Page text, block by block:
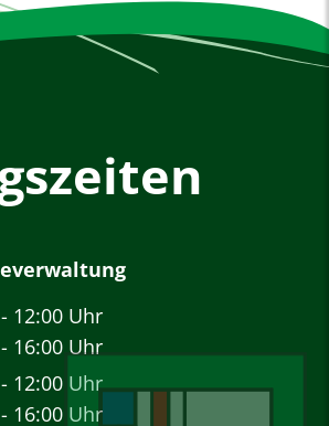
- 12:00 Uhr
bis 12:00 Uhr
- 16:00 Uhr
bis 16:00 Uhr
- 12:00 Uhr
bis 12:00 Uhr
- 16:00 Uhr